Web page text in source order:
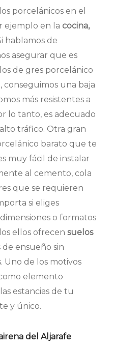
porcelánicos en el
ejemplo en la cocina,
hablamos de
asegurar que es
de gres porcelánico
conseguimos una baja
más resistentes a
lo tanto, es adecuado
tráfico. Otra gran
barato que te
muy fácil de instalar
al cemento, cola
que se requieren
si eliges
o formatos
ellos ofrecen suelos
de ensueño sin
Uno de los motivos
elemento
estancias de tu
y único.
del Aljarafe